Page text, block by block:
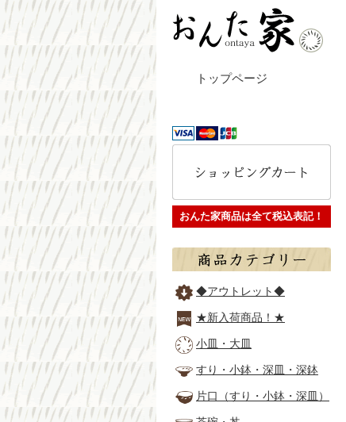
トップページ
おんた家商品は全て税込表記！
◆アウトレット◆
★新入荷商品！★
小皿・大皿
すり・小鉢・深皿・深鉢
片口（すり・小鉢・深皿）